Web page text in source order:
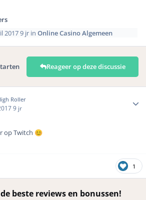
20179 jr inOnline Casino Algemeen
Reageer op deze discussie
Roller
9 jr
op Twitch 😊
1
beste reviews en bonussen!